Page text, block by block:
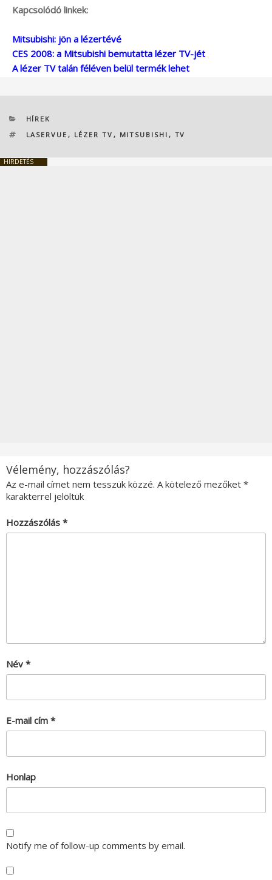
Kapcsolódó linkek:
Mitsubishi: jön a lézertévé
CES 2008: a Mitsubishi bemutatta lézer TV-jét
A lézer TV talán féléven belül termék lehet
KATEGÓRIÁK
HÍREK
CÍMKÉK
LASERVUE , LÉZER TV , MITSUBISHI , TV
HIRDETÉS
Vélemény, hozzászólás?
Az e-mail címet nem tesszük közzé. A kötelező mezőket *
karakterrel jelöltük
Hozzászólás *
Név *
E-mail cím *
Honlap
Notify me of follow-up comments by email.